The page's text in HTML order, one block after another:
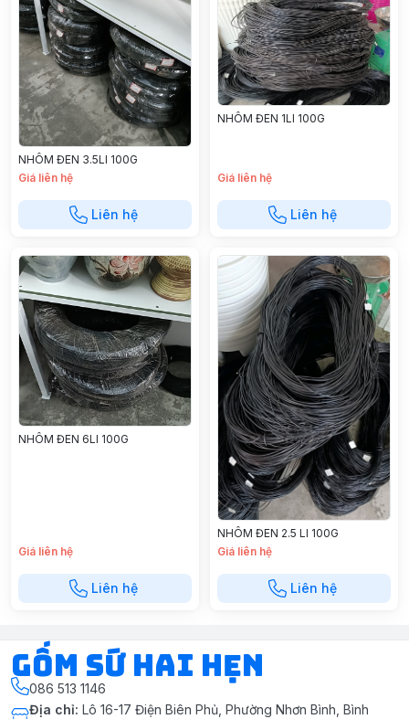
NHÔM ĐEN 3.5LI 100G
Giá liên hệ
Liên hệ
NHÔM ĐEN 1LI 100G
Giá liên hệ
Liên hệ
NHÔM ĐEN 6LI 100G
Giá liên hệ
Liên hệ
NHÔM ĐEN 2.5 LI 100G
Giá liên hệ
Liên hệ
Gốm Sứ Hai Hẹn
086 513 1146
Địa chỉ: Lô 16-17 Điện Biên Phủ, Phường Nhơn Bình, Bình